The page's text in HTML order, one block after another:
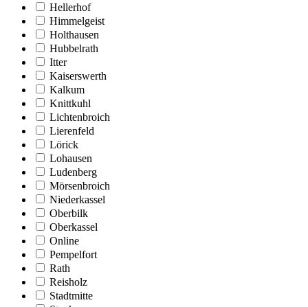
Hellerhof
Himmelgeist
Holthausen
Hubbelrath
Itter
Kaiserswerth
Kalkum
Knittkuhl
Lichtenbroich
Lierenfeld
Lörick
Lohausen
Ludenberg
Mörsenbroich
Niederkassel
Oberbilk
Oberkassel
Online
Pempelfort
Rath
Reisholz
Stadtmitte